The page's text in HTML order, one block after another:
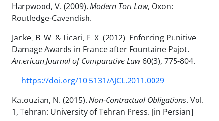
Harpwood, V. (2009). Modern Tort Law, Oxon:
Routledge-Cavendish.
Janke, B. W. & Licari, F. X. (2012). Enforcing Punitive
Damage Awards in France after Fountaine Pajot.
American Journal of Comparative Law60(3), 775-804.
https://doi.org/10.5131/AJCL.2011.0029
Katouzian, N. (2015). Non-Contractual Obligations. Vol.
1, Tehran: University of Tehran Press. [in Persian]